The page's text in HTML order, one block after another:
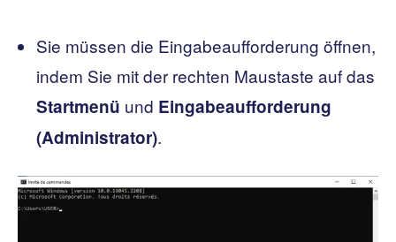
Sie müssen die Eingabeaufforderung öffnen,
indem Sie mit der rechten Maustaste auf das
Startmenü und Eingabeaufforderung
(Administrator).